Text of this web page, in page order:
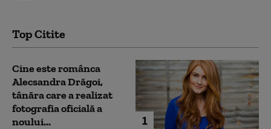
Top Citite
1
Cine este românca
Alecsandra Drăgoi,
tânăra care a realizat
fotografia oficială a
noului...